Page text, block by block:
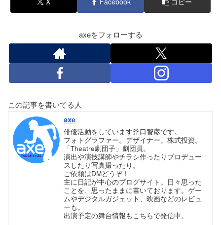
axeをフォローする
この記事を書いてる人
axe
俳優活動をしています斧口智彦です。
フォトグラファー。デザイナー。株式投資。
「Theatre劇団子」劇団員。
演出や演技講師やチラシ作ったりプロデュー
スしたり写真撮ったり。
ご依頼はDMどうぞ！
主に日記が中心のブログサイト。日々思った
ことを、思ったままに書いております。ゲー
ムやデジタルガジェット、映画などのレビュ
ーも。
出演予定の舞台情報もこちらで発信中。